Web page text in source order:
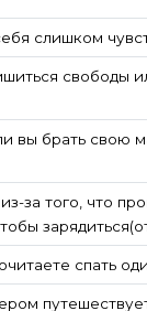
слишком
свободы
вы брать свою
за того, что
спать